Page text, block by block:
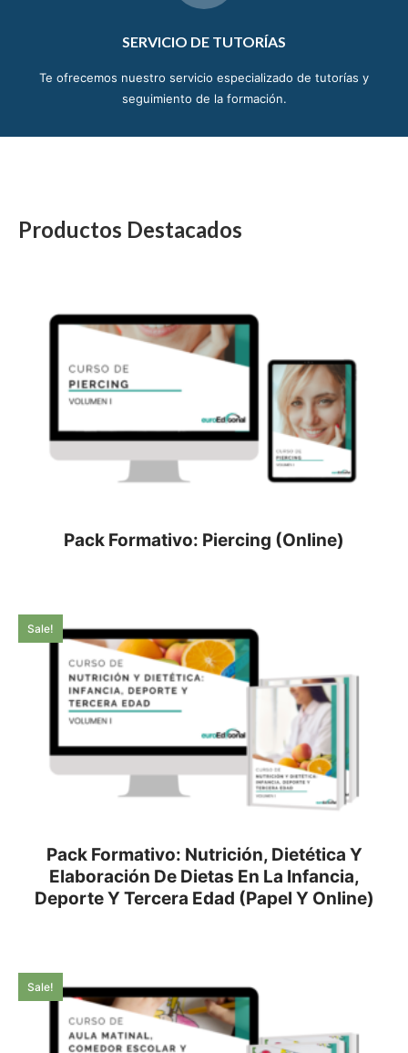
SERVICIO DE TUTORÍAS
Te ofrecemos nuestro servicio especializado de tutorías y
seguimiento de la formación.
Productos Destacados
Pack Formativo: Piercing (Online)
Sale!
Pack Formativo: Nutrición, Dietética Y
Elaboración De Dietas En La Infancia,
Deporte Y Tercera Edad (Papel Y Online)
Sale!